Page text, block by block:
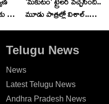
25
'మకుటం' ట్రైలర్ వచ్చేసింది..
మూడు పాత్రల్లో విశాల్..
Telugu News
News
Latest Telugu News
Andhra Pradesh News